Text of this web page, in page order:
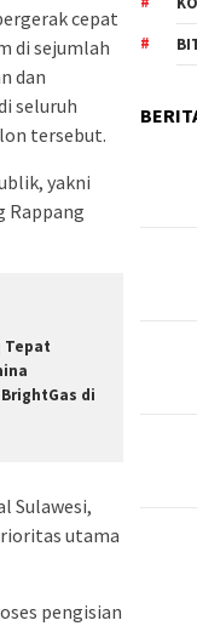
cepat
di sejumlah
dan
seluruh
tersebut.
yakni
Rappang
Tepat
di
Sulawesi,
utama
pengisian